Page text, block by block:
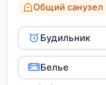
Общий санузел
Будильник
Белье